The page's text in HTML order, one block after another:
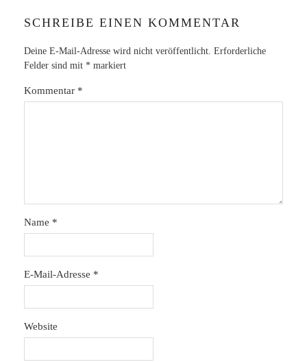
SCHREIBE EINEN KOMMENTAR
Deine E-Mail-Adresse wird nicht veröffentlicht. Erforderliche
Felder sind mit * markiert
Kommentar *
Name *
E-Mail-Adresse *
Website